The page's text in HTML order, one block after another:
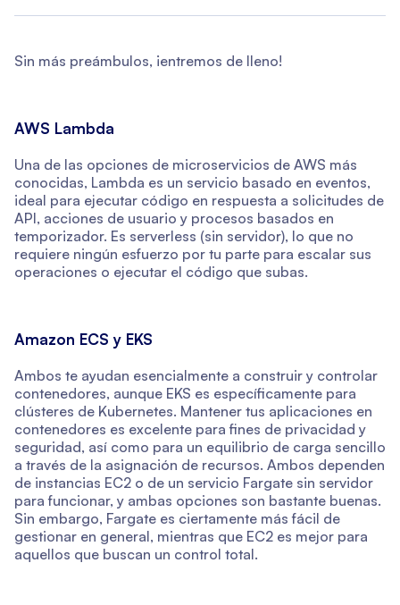
Sin más preámbulos, ¡entremos de lleno!
AWS Lambda
Una de las opciones de microservicios de AWS más
conocidas, Lambda es un servicio basado en eventos,
ideal para ejecutar código en respuesta a solicitudes de
API, acciones de usuario y procesos basados en
temporizador. Es serverless (sin servidor), lo que no
requiere ningún esfuerzo por tu parte para escalar sus
operaciones o ejecutar el código que subas.
Amazon ECS y EKS
Ambos te ayudan esencialmente a construir y controlar
contenedores, aunque EKS es específicamente para
clústeres de Kubernetes. Mantener tus aplicaciones en
contenedores es excelente para fines de privacidad y
seguridad, así como para un equilibrio de carga sencillo
a través de la asignación de recursos. Ambos dependen
de instancias EC2 o de un servicio Fargate sin servidor
para funcionar, y ambas opciones son bastante buenas.
Sin embargo, Fargate es ciertamente más fácil de
gestionar en general, mientras que EC2 es mejor para
aquellos que buscan un control total.